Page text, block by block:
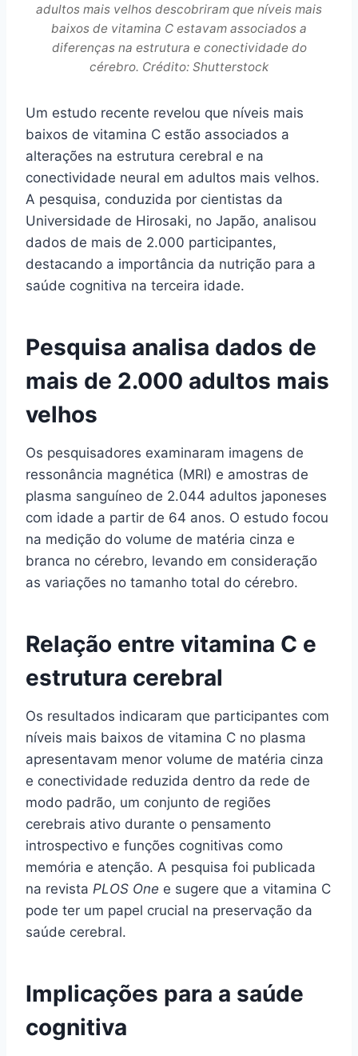
adultos mais velhos descobriram que níveis mais
baixos de vitamina C estavam associados a
diferenças na estrutura e conectividade do
cérebro. Crédito: Shutterstock
Um estudo recente revelou que níveis mais
baixos de vitamina C estão associados a
alterações na estrutura cerebral e na
conectividade neural em adultos mais velhos.
A pesquisa, conduzida por cientistas da
Universidade de Hirosaki, no Japão, analisou
dados de mais de 2.000 participantes,
destacando a importância da nutrição para a
saúde cognitiva na terceira idade.
Pesquisa analisa dados de
mais de 2.000 adultos mais
velhos
Os pesquisadores examinaram imagens de
ressonância magnética (MRI) e amostras de
plasma sanguíneo de 2.044 adultos japoneses
com idade a partir de 64 anos. O estudo focou
na medição do volume de matéria cinza e
branca no cérebro, levando em consideração
as variações no tamanho total do cérebro.
Relação entre vitamina C e
estrutura cerebral
Os resultados indicaram que participantes com
níveis mais baixos de vitamina C no plasma
apresentavam menor volume de matéria cinza
e conectividade reduzida dentro da rede de
modo padrão, um conjunto de regiões
cerebrais ativo durante o pensamento
introspectivo e funções cognitivas como
memória e atenção. A pesquisa foi publicada
na revista PLOS One e sugere que a vitamina C
pode ter um papel crucial na preservação da
saúde cerebral.
Implicações para a saúde
cognitiva